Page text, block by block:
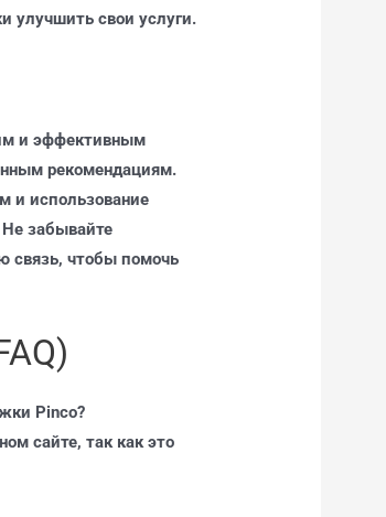
улучшить свои услуги.
и эффективным
рекомендациям.
и использование
Не забывайте
связь, чтобы помочь
Pinco?
сайте, так как это